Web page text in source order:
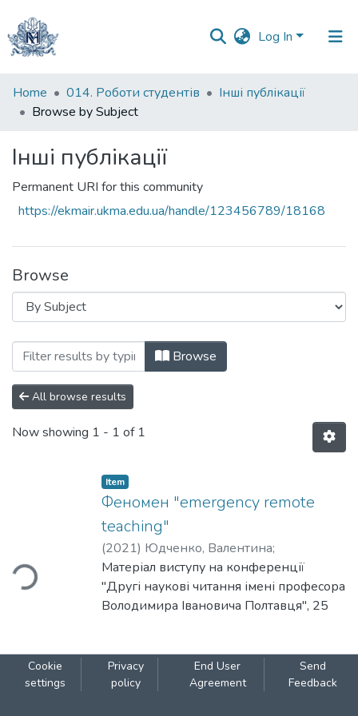
Log In
Communities
&
All of DSpace
Home 014. Роботи студентів
Інші публікації
Browse by Subject
Інші публікації
Permanent URI for this community
https://ekmair.ukma.edu.ua/handle/123456789/18168
Browse
Browsing Інші публікації by Subject
Browse
All browse results
Now showing 1 - 1 of 1
Item
Феномен "emergency remote
teaching"
(2021) Юдченко, Валентина;
Бондаренко, Наталія
Матеріал виступу на конференції
"Другі наукові читання імені професора
Володимира Івановича Полтавця", 25
Cookie
settings
Privacy
policy
End User
Agreement
Send
Feedback